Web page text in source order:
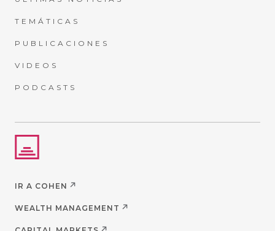
TEMÁTICAS
PUBLICACIONES
VIDEOS
PODCASTS
IR A COHEN
WEALTH MANAGEMENT